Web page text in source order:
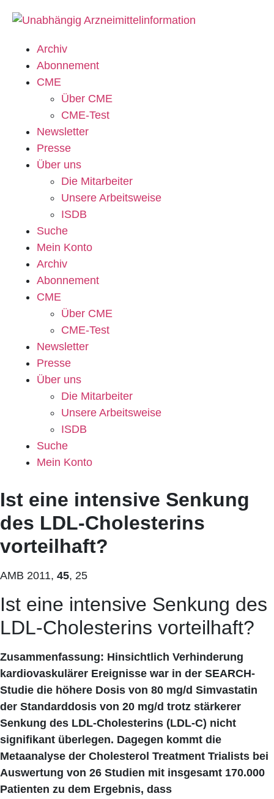
Archiv
Abonnement
CME
Über CME
CME-Test
Newsletter
Presse
Über uns
Die Mitarbeiter
Unsere Arbeitsweise
ISDB
Suche
Mein Konto
Archiv
Abonnement
CME
Über CME
CME-Test
Newsletter
Presse
Über uns
Die Mitarbeiter
Unsere Arbeitsweise
ISDB
Suche
Mein Konto
Ist eine intensive Senkung
des LDL-Cholesterins
vorteilhaft?
AMB 2011, 45, 25
Ist eine intensive Senkung des
LDL-Cholesterins vorteilhaft?
Zusammenfassung: Hinsichtlich Verhinderung
kardiovaskulärer Ereignisse war in der SEARCH-
Studie die höhere Dosis von 80 mg/d Simvastatin
der Standarddosis von 20 mg/d trotz stärkerer
Senkung des LDL-Cholesterins (LDL-C) nicht
signifikant überlegen. Dagegen kommt die
Metaanalyse der Cholesterol Treatment Trialists bei
Auswertung von 26 Studien mit insgesamt 170.000
Patienten zu dem Ergebnis, dass